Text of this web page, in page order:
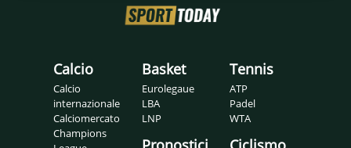
Calcio
Calcio
internazionale
Calciomercato
Champions
Basket
Eurolegaue
LBA
LNP
Tennis
ATP
Padel
WTA